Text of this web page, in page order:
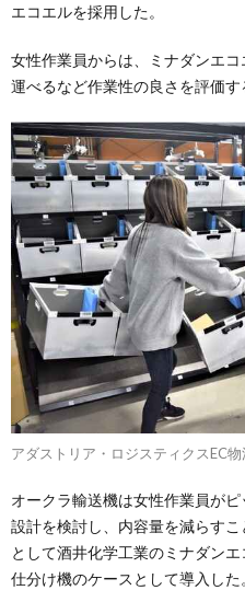
エコエルを採用した。
女性作業員からは、ミナダンエ
運べるなど作業性の良さを評価す
アダストリア・ロジスティクスEC
オークラ輸送機は女性作業員が
設計を検討し、内容量を減らす
として酒井化学工業のミナダン
仕分け機のケースとして導入した